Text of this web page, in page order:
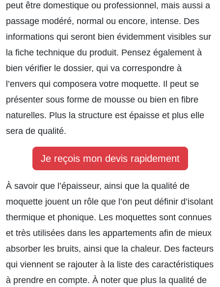
peut être domestique ou professionnel, mais aussi a
passage modéré, normal ou encore, intense. Des
informations qui seront bien évidemment visibles sur
la fiche technique du produit. Pensez également à
bien vérifier le dossier, qui va correspondre à
l’envers qui composera votre moquette. Il peut se
présenter sous forme de mousse ou bien en fibre
naturelles. Plus la structure est épaisse et plus elle
sera de qualité.
Je reçois mon devis rapidement
À savoir que l’épaisseur, ainsi que la qualité de
moquette jouent un rôle que l’on peut définir d’isolant
thermique et phonique. Les moquettes sont connues
et très utilisées dans les appartements afin de mieux
absorber les bruits, ainsi que la chaleur. Des facteurs
qui viennent se rajouter à la liste des caractéristiques
à prendre en compte. À noter que plus la qualité de